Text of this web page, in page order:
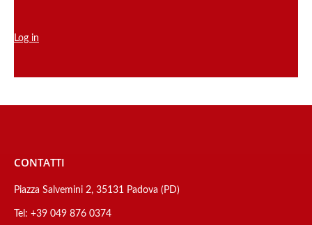
Log in
CONTATTI
Piazza Salvemini 2, 35131 Padova (PD)
Tel: +39 049 876 0374